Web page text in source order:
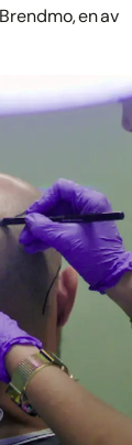
en av